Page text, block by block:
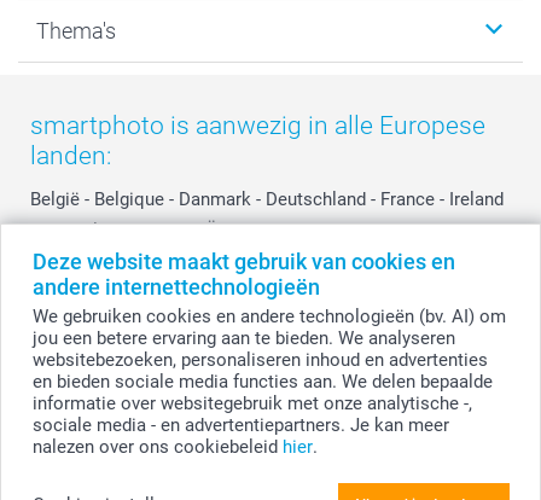
Deze website maakt gebruik van cookies en
andere internettechnologieën
We gebruiken cookies en andere technologieën (bv. AI) om
jou een betere ervaring aan te bieden. We analyseren
websitebezoeken, personaliseren inhoud en advertenties
en bieden sociale media functies aan. We delen bepaalde
informatie over websitegebruik met onze analytische -,
sociale media - en advertentiepartners. Je kan meer
nalezen over ons cookiebeleid hier.
Kaarten
Bestelproces
Privacy
Cookiebeleid
Reviews
Prijslijst
Investor Relations
Tevredenheidsgarantie
smartbonus
smartfriends
service@smartphoto.nl
Affiliate partnerprogramma
Partnerships
Influencer partnerprogramma
Thema's
Moederdag
Vaderdag
Huwelijk
smartphoto is aanwezig in alle Europese
landen:
België - Belgique - Danmark - Deutschland - France - Ireland
- Nederland - Norge - Österreich - Schweiz - Suisse -
Switzerland - Suomi - Sverige - United Kingdom -
Other Countries
Alle prijzen zijn in EURO (€) inclusief BTW en exclusief verzendkosten.